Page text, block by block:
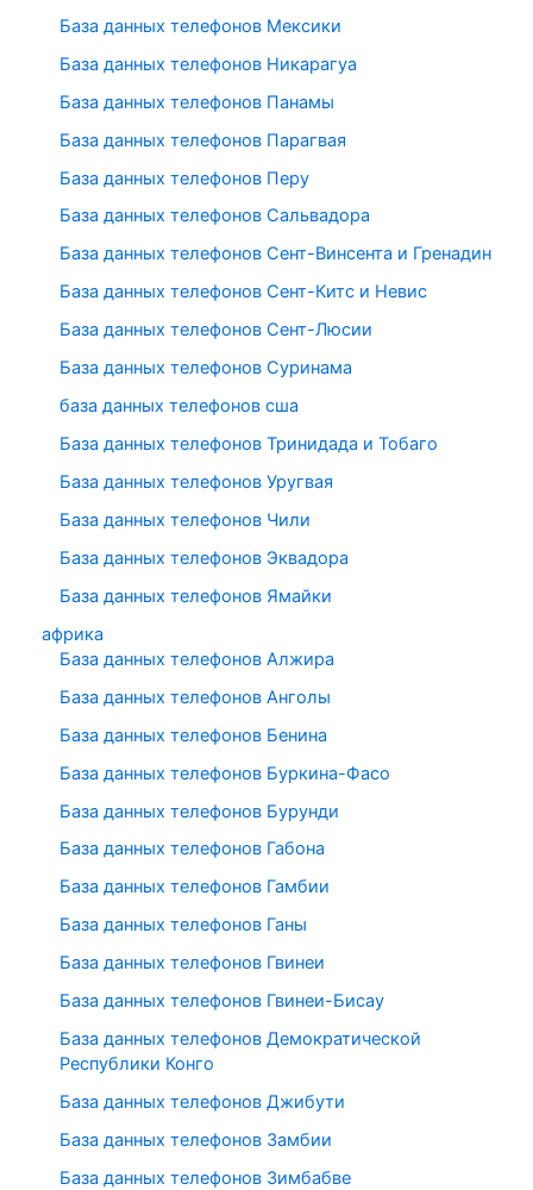
База данных телефонов Мексики
База данных телефонов Никарагуа
База данных телефонов Панамы
База данных телефонов Парагвая
База данных телефонов Перу
База данных телефонов Сальвадора
База данных телефонов Сент-Винсента и Гренадин
База данных телефонов Сент-Китс и Невис
База данных телефонов Сент-Люсии
База данных телефонов Суринама
база данных телефонов сша
База данных телефонов Тринидада и Тобаго
База данных телефонов Уругвая
База данных телефонов Чили
База данных телефонов Эквадора
База данных телефонов Ямайки
африка
База данных телефонов Алжира
База данных телефонов Анголы
База данных телефонов Бенина
База данных телефонов Буркина-Фасо
База данных телефонов Бурунди
База данных телефонов Габона
База данных телефонов Гамбии
База данных телефонов Ганы
База данных телефонов Гвинеи
База данных телефонов Гвинеи-Бисау
База данных телефонов Демократической
Республики Конго
База данных телефонов Джибути
База данных телефонов Замбии
База данных телефонов Зимбабве